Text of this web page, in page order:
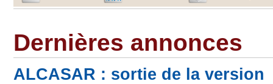
Dernières annonces
ALCASAR : sortie de la version